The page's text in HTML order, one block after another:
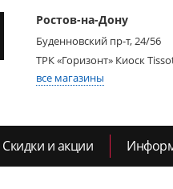
Ростов-на-Дону
Буденновский пр-т, 24/56
ТРК «Горизонт» Киоск
все магазины
Скидки и акции